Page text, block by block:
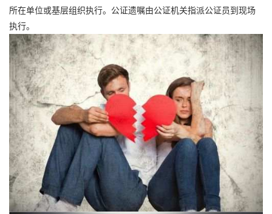
所在单位或基层组织执行。公证遗嘱由公证机关指派公证员到现场
执行。